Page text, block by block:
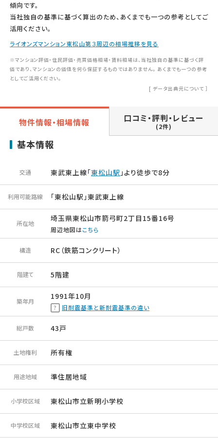
傾向です。
当社独自の基準に基づく算出のため、あくまでも一つの参考としてご
活用ください。
ライオンズマンション東松山第３周辺の相場推移を見る
※マンション評価・住民評価・売買価格相場・賃料相場は、当社独自の基準に基づく評
価であり、マンションの価値を何ら保証するものではありません。 あくまでも一つの参考
としてご活用ください。
[ データ出典元について ］
物件情報・相場情報 口コミ・評判・レビュー
(2件)
基本情報
交通 東武東上線「東松山駅 」より徒歩で8分
利用可能路線 「東松山駅」東武東上線
所在地
埼玉県東松山市箭弓町2丁目15番16号
周辺地図はこちら
構造 RC（鉄筋コンクリート）
階建て 5階建
築年月
1991年10月
旧耐震基準と新耐震基準の違い
総戸数 43戸
土地権利 所有権
用途地域 準住居地域
小学校区域 東松山市立新明小学校
中学校区域 東松山市立東中学校